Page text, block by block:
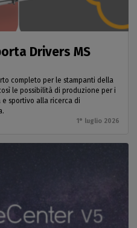
Drivers MS
completo per le stampanti della
le possibilità di produzione per i
sportivo alla ricerca di
1° luglio 2026